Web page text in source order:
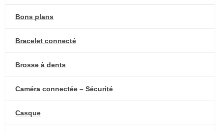
Bons plans
Bracelet connecté
Brosse à dents
Caméra connectée – Sécurité
Casque